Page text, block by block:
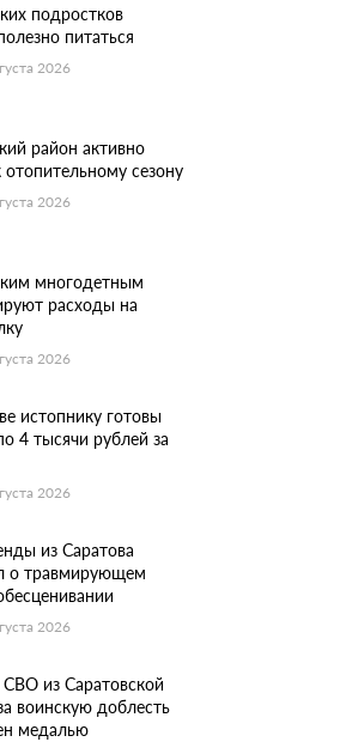
подростков
питаться
2026
район активно
отопительному сезону
2026
многодетным
расходы на
2026
истопнику готовы
4 тысячи рублей за
2026
из Саратова
о травмирующем
2026
СВО из Саратовской
воинскую доблесть
медалью